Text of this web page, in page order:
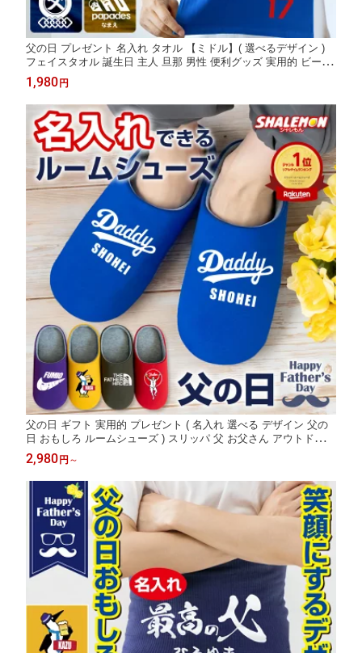
父の日 プレゼント 名入れ タオル 【ミドル】( 選べるデザイン )
フェイスタオル 誕生日 主人 旦那 男性 便利グッズ 実用的 ビール
おつまみ 酒 財布 食べ物 うなぎ コーヒー 和柄 スポーツ アウトド
ア おもしろ雑貨 しゃれもん _CC1
1,980 円
父の日 ギフト 実用的 プレゼント ( 名入れ 選べる デザイン 父の
日 おもしろ ルームシューズ ) スリッパ 父 お父さん アウトドア
スポーツ 野球 ビール コーヒー メガネ ゴリラ カフェ 筆文字 パイ
ク 和柄 室内履き 屋内 メンズ 男性 プレゼント _CC12
2,980 円 ～